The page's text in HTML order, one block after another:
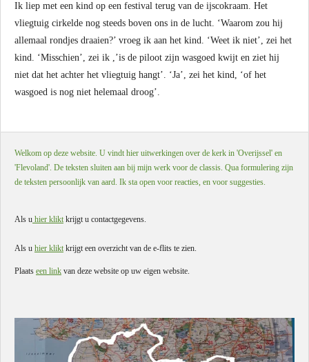
Ik liep met een kind op een festival terug van de ijscokraam. Het
vliegtuig cirkelde nog steeds boven ons in de lucht. ‘Waarom zou hij
allemaal rondjes draaien?’ vroeg ik aan het kind. ‘Weet ik niet’, zei het
kind. ‘Misschien’, zei ik ,’is de piloot zijn wasgoed kwijt en ziet hij
niet dat het achter het vliegtuig hangt’. ‘Ja’, zei het kind, ‘of het
wasgoed is nog niet helemaal droog’.
Welkom op deze website. U vindt hier uitwerkingen over de kerk in 'Overijssel' en
'Flevoland'. De teksten sluiten aan bij mijn werk voor de classis. Qua formulering zijn
de teksten persoonlijk van aard. Ik sta open voor reacties, en voor suggesties.
Als u hier klikt krijgt u contactgegevens.
Als u hier klikt krijgt een overzicht van de e-flits te zien.
Plaats een link van deze website op uw eigen website.